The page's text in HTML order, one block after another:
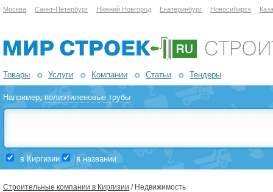
Москва Санкт-Петербург Нижний Новгород Екатеринбург Новосибирск
Товары Услуги Компании Статьи Тендеры
Например,полиэтиленовые трубы
в Киргизии в названии
Строительные компании в Киргизии / Недвижимость